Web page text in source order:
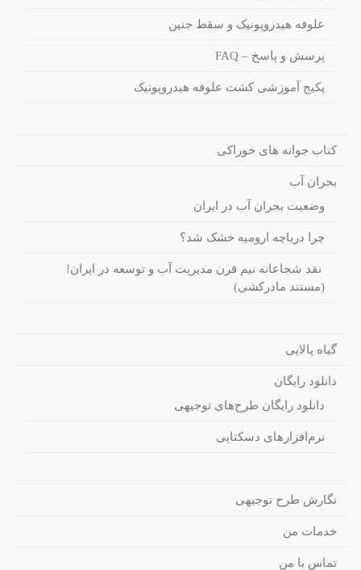
علوفه هیدروپونیک و سقط جنین
پرسش و پاسخ – FAQ
پکیج آموزشی کشت علوفه هیدروپونیک
کتاب جوانه های خوراکی
بحران آب
وضعیت بحران آب در ایران
چرا دریاچه ارومیه خشک شد؟
نقد شجاعانه نیم قرن مدیریت آب و توسعه در ایران!
(مستند مادرکشی)
گیاه پالایی
دانلود رایگان
دانلود رایگان طرح‌های توجیهی
نرم‌افزارهای دسکتاپی
نگارش طرح توجیهی
خدمات من
تماس با من